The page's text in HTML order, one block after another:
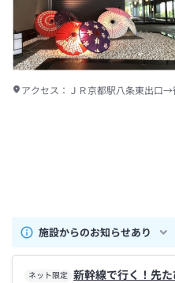
アクセス： ＪＲ京都駅八条東出口→
施設からのお知らせあり
ネット限定
新幹線で行く！先